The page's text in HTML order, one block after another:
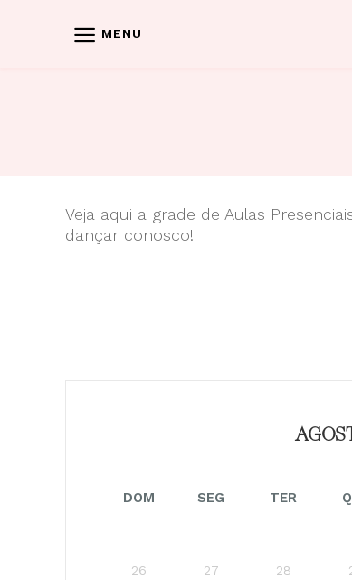
MENU
Veja aqui a grade de Aulas
dançar conosco!
DOM SEG TER
26 27 28